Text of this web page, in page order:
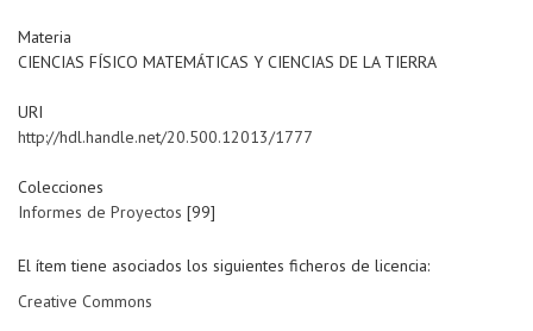
Materia
CIENCIAS FÍSICO MATEMÁTICAS Y CIENCIAS DE LA TIERRA
URI
http://hdl.handle.net/20.500.12013/1777
Colecciones
Informes de Proyectos [99]
El ítem tiene asociados los siguientes ficheros de licencia:
Creative Commons